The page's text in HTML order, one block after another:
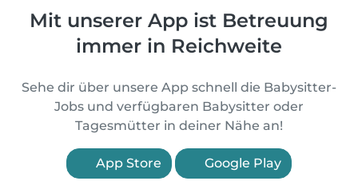
Mit unserer App ist Betreuung
immer in Reichweite
Sehe dir über unsere App schnell die Babysitter-
Jobs und verfügbaren Babysitter oder
Tagesmütter in deiner Nähe an!
App Store Google Play